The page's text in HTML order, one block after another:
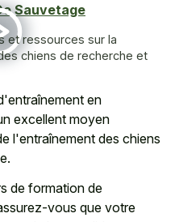
Sauvetage
et ressources sur la
chiens de recherche et
en
excellent moyen
l'entraînement des chiens
de formation de
vous que votre